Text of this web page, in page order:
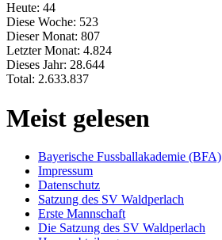
Heute: 44
Diese Woche: 523
Dieser Monat: 807
Letzter Monat: 4.824
Dieses Jahr: 28.644
Total: 2.633.837
Meist gelesen
Bayerische Fussballakademie (BFA)
Impressum
Datenschutz
Satzung des SV Waldperlach
Erste Mannschaft
Die Satzung des SV Waldperlach